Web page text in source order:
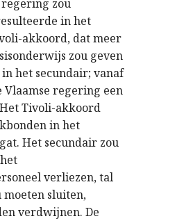
regering zou
in het
akkoord, dat meer
zou geven
het secundair; vanaf
Vlaamse regering een
Tivoli-akkoord
in het
Het secundair zou
verliezen, tal
moeten sluiten,
verdwijnen. De